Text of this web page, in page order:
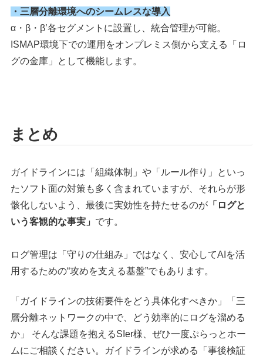
・三層分離環境へのシームレスな導入
α・β・β’各セグメントに設置し、統合管理が可能。
ISMAP環境下での運用をオンプレミス側から支える「ロ
グの金庫」として機能します。
まとめ
ガイドラインには「組織体制」や「ルール作り」といっ
たソフト面の対策も多く含まれていますが、それらが形
骸化しないよう、最後に実効性を持たせるのが 「ログと
いう客観的な事実」 です。
ログ管理は「守りの仕組み」ではなく、安心してAIを活
用するための“攻めを支える基盤”でもあります。
「ガイドラインの技術要件をどう具体化すべきか」「三
層分離ネットワークの中で、どう効率的にログを溜める
か」 そんな課題を抱えるSIer様、ぜひ一度ぷらっとホー
ムにご相談ください。ガイドラインが求める「事後検証